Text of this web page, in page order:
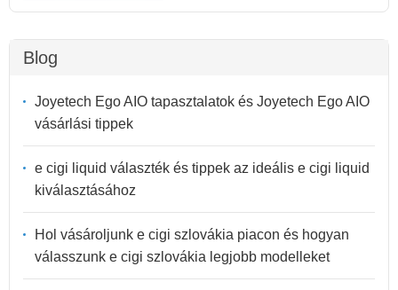
Blog
Joyetech Ego AIO tapasztalatok és Joyetech Ego AIO
vásárlási tippek
e cigi liquid választék és tippek az ideális e cigi liquid
kiválasztásához
Hol vásároljunk e cigi szlovákia piacon és hogyan
válasszunk e cigi szlovákia legjobb modelleket